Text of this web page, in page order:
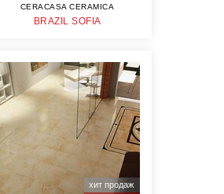
CERACASA CERAMICA
BRAZIL SOFIA
хит продаж